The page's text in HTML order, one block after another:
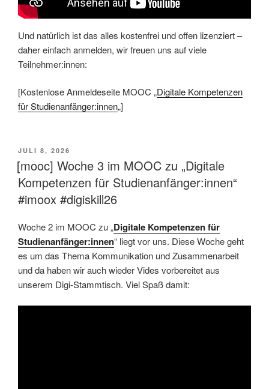
Und natürlich ist das alles kostenfrei und offen lizenziert –
daher einfach anmelden, wir freuen uns auf viele
Teilnehmer:innen:
[Kostenlose Anmeldeseite MOOC „Digitale Kompetenzen
für Studienanfänger:innen„]
VERÖFFENTLICHT
AM
JULI 8, 2026
[mooc] Woche 3 im MOOC zu „Digitale
Kompetenzen für Studienanfänger:innen“
#imoox #digiskill26
Woche 2 im MOOC zu „Digitale Kompetenzen für
Studienanfänger:innen“ liegt vor uns. Diese Woche geht
es um das Thema Kommunikation und Zusammenarbeit
und da haben wir auch wieder Vides vorbereitet aus
unserem Digi-Stammtisch. Viel Spaß damit: